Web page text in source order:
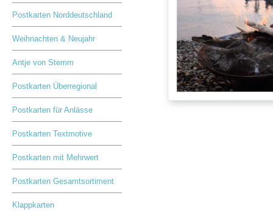
Postkarten Norddeutschland
Weihnachten & Neujahr
Antje von Stemm
Postkarten Überregional
Postkarten für Anlässe
Postkarten Textmotive
Postkarten mit Mehrwert
Postkarten Gesamtsortiment
Klappkarten